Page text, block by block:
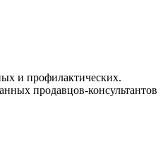
и профилактических.
продавцов-консультантов